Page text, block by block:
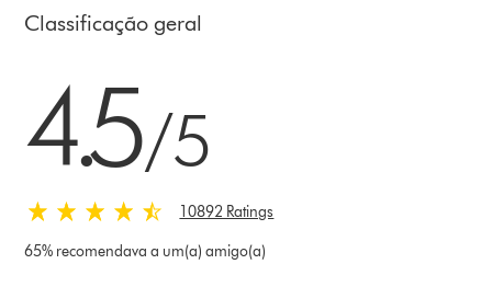
Classificação geral
4.5/5
10892 Ratings
65% recomendava a um(a) amigo(a)